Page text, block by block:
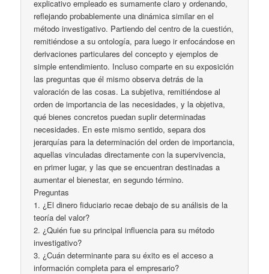
explicativo empleado es sumamente claro y ordenando,
reflejando probablemente una dinámica similar en el
método investigativo. Partiendo del centro de la cuestión,
remitiéndose a su ontología, para luego ir enfocándose en
derivaciones particulares del concepto y ejemplos de
simple entendimiento. Incluso comparte en su exposición
las preguntas que él mismo observa detrás de la
valoración de las cosas. La subjetiva, remitiéndose al
orden de importancia de las necesidades, y la objetiva,
qué bienes concretos puedan suplir determinadas
necesidades. En este mismo sentido, separa dos
jerarquías para la determinación del orden de importancia,
aquellas vinculadas directamente con la supervivencia,
en primer lugar, y las que se encuentran destinadas a
aumentar el bienestar, en segundo término.
Preguntas
1. ¿El dinero fiduciario recae debajo de su análisis de la
teoría del valor?
2. ¿Quién fue su principal influencia para su método
investigativo?
3. ¿Cuán determinante para su éxito es el acceso a
información completa para el empresario?